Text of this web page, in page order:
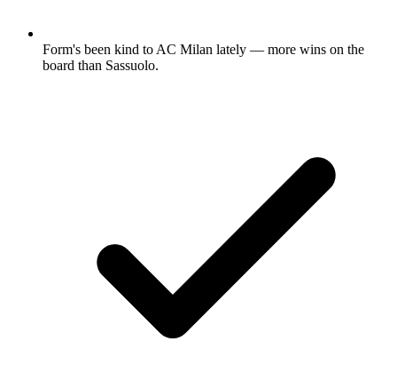
Form's been kind to AC Milan lately — more wins on the
board than Sassuolo.